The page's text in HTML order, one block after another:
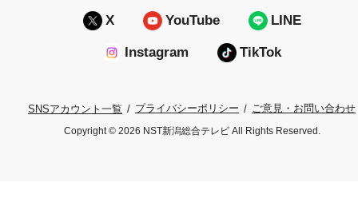
X YouTube LINE
Instagram TikTok
SNSアカウント一覧 プライバシーポリシー ご意見・お問い合わせ
Copyright © 2026 NST新潟総合テレビ All Rights Reserved.